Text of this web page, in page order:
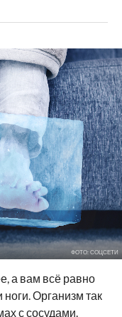
ФОТО: СОЦСЕТИ
а вам всё равно
Организм так
с сосудами.